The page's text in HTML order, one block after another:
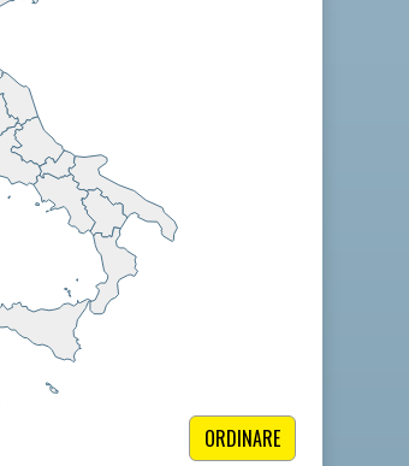
ORDINARE